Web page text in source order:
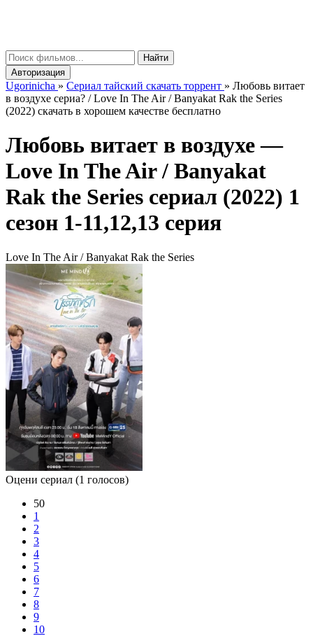
Найти
Авторизация
Ugorinicha » Сериал тайский скачать торрент » Любовь витает
в воздухе сериа? / Love In The Air / Banyakat Rak the Series
(2022) скачать в хорошем качестве бесплатно
Любовь витает в воздухе —
Love In The Air / Banyakat
Rak the Series сериал (2022) 1
сезон 1-11,12,13 серия
Love In The Air / Banyakat Rak the Series
Оцени сериал (1 голосов)
50
1
2
3
4
5
6
7
8
9
10